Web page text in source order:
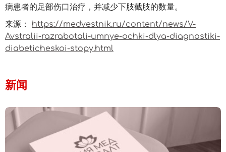
病患者的足部伤口治疗，并减少下肢截肢的数量。
来源： https://medvestnik.ru/content/news/V-
Avstralii-razrabotali-umnye-ochki-dlya-diagnostiki-
diabeticheskoi-stopy.html
新闻